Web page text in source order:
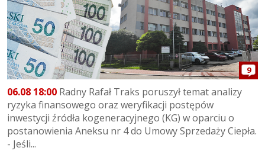
9
06.08 18:00 Radny Rafał Traks poruszył temat analizy
ryzyka finansowego oraz weryfikacji postępów
inwestycji źródła kogeneracyjnego (KG) w oparciu o
postanowienia Aneksu nr 4 do Umowy Sprzedaży Ciepła.
- Jeśli...